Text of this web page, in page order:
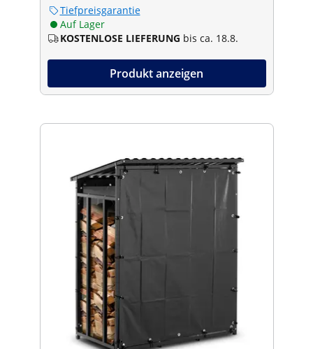
Tiefpreisgarantie
Auf Lager
KOSTENLOSE LIEFERUNG bis ca. 18.8.
Produkt anzeigen